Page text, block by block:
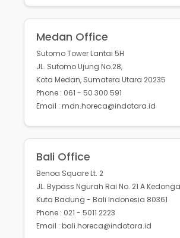
Medan Office
Sutomo Tower Lantai 5H
JL. Sutomo Ujung No.28,
Kota Medan, Sumatera Utara 20235
Phone : 061 - 50 300 591
Email : mdn.horeca@indotara.id
Bali Office
Benoa Square Lt. 2
JL. Bypass Ngurah Rai No. 21 A
Kuta Badung - Bali Indonesia 80361
Phone : 021 - 5011 2223
Email : bali.horeca@indotara.id